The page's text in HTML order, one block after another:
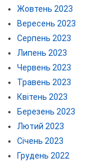
Жовтень 2023
Вересень 2023
Серпень 2023
Липень 2023
Червень 2023
Травень 2023
Квітень 2023
Березень 2023
Лютий 2023
Січень 2023
Грудень 2022